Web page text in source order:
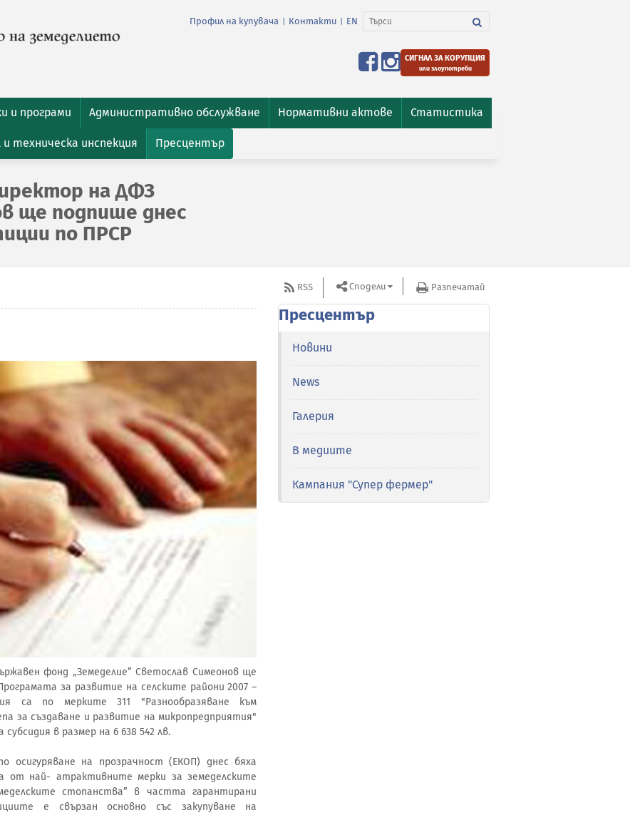
Профил на купувача Контакти EN
СИГНАЛ ЗА КОРУПЦИЯ
или злоупотреби
и програми Административно обслужване Нормативни актове Статистика
техническа инспекция Пресцентър
на ДФЗ
ще подпише днес
по ПРСР
фонд „Земеделие” Светослав Симеонов ще
за развитие на селските райони 2007 –
са по мерките 311 "Разнообразяване към
за създаване и развитие на микропредприятия"
в размер на 6 638 542 лв.
осигуряване на прозрачност (ЕКОП) днес бяха
от най- атрактивните мерки за земеделските
стопанства” в частта гарантирани
е свързан основно със закупуване на
RSS Сподели Разпечатай
Пресцентър
Новини
News
Галерия
В медиите
Кампания "Супер фермер"